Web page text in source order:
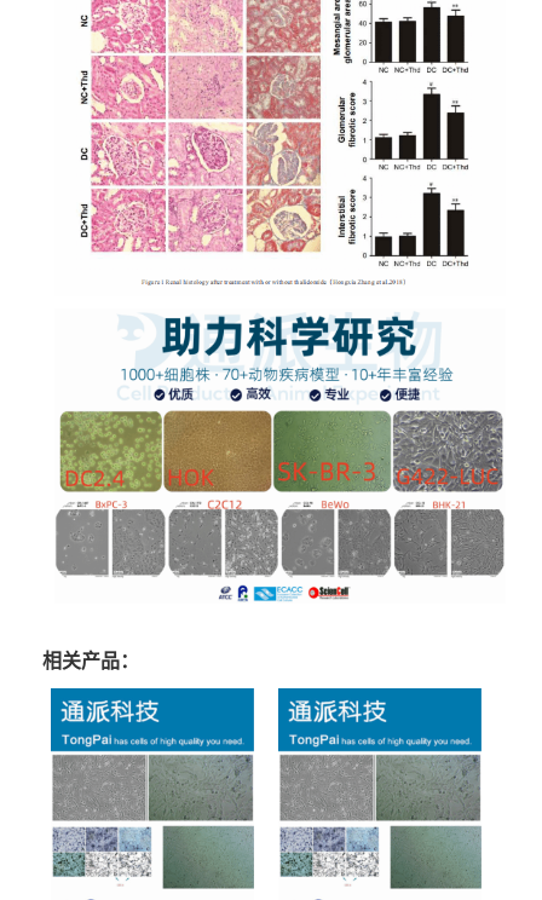
相关产品：